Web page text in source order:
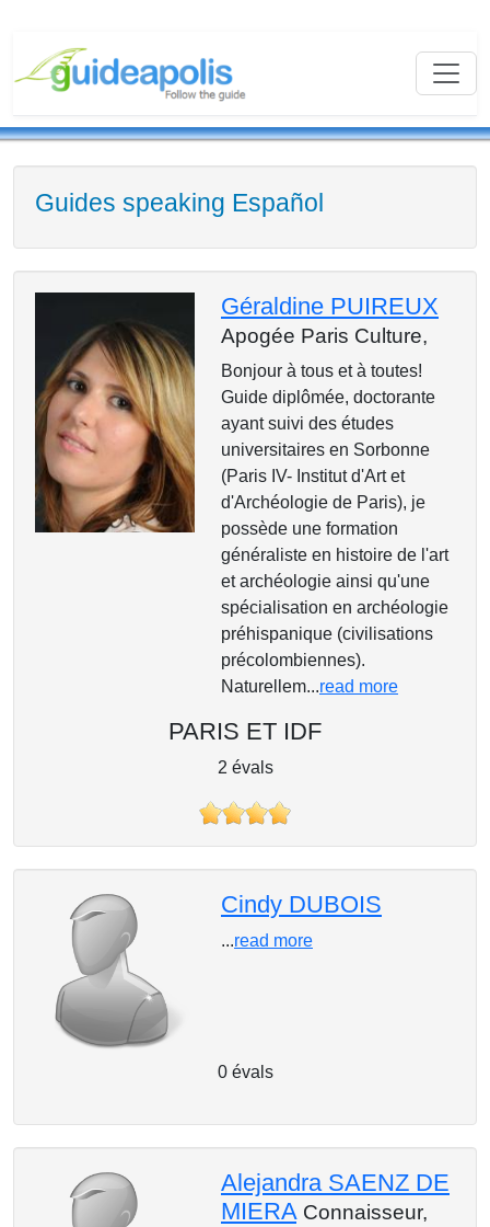
Guides speaking Español
Géraldine PUIREUX
Apogée Paris Culture,
Bonjour à tous et à toutes!
Guide diplômée, doctorante
ayant suivi des études
universitaires en Sorbonne
(Paris IV- Institut d'Art et
d'Archéologie de Paris), je
possède une formation
généraliste en histoire de l'art
et archéologie ainsi qu'une
spécialisation en archéologie
préhispanique (civilisations
précolombiennes).
Naturellem...read more
PARIS ET IDF
2 évals
Cindy DUBOIS
...read more
0 évals
Alejandra SAENZ DE
MIERA Connaisseur,